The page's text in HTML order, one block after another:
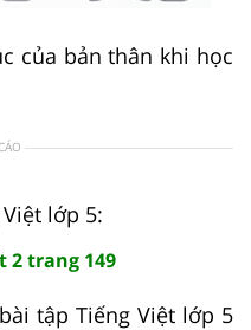
của bản thân khi học
lớp 5:
2 trang 149
tập Tiếng Việt lớp 5